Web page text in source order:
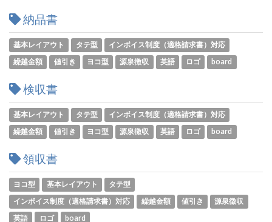
納品書
基本レイアウト タテ型
インボイス制度（適格請求書）対応
繰越金額
値引き ヨコ型 源泉徴収 英語 ロゴ board
検収書
基本レイアウト タテ型
インボイス制度（適格請求書）対応
繰越金額
値引き ヨコ型 源泉徴収 英語 ロゴ board
領収書
ヨコ型 基本レイアウト
タテ型
インボイス制度（適格請求書）対応
繰越金額 値引き
源泉徴収
英語
ロゴ board